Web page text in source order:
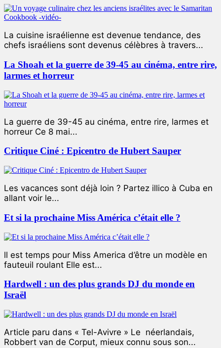
La cuisine israélienne est devenue tendance, des
chefs israéliens sont devenus célèbres à travers...
La Shoah et la guerre de 39-45 au cinéma, entre rire,
larmes et horreur
La guerre de 39-45 au cinéma, entre rire, larmes et
horreur Ce 8 mai...
Critique Ciné : Epicentro de Hubert Sauper
Les vacances sont déjà loin ? Partez illico à Cuba en
allant voir le...
Et si la prochaine Miss América c’était elle ?
ll est temps pour Miss America d’être un modèle en
fauteuil roulant Elle est...
Hardwell : un des plus grands DJ du monde en
Israël
Article paru dans « Tel-Avivre » Le néerlandais,
Robbert van de Corput, mieux connu sous son...